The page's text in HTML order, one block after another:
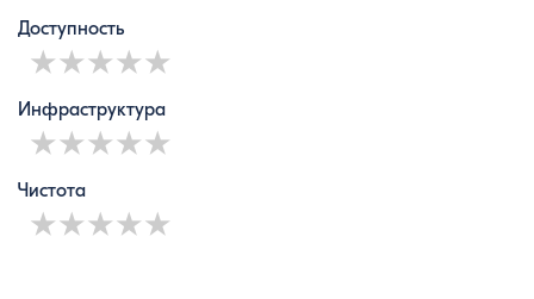
Доступность
4 stars
3 stars
2 stars
1 star
Инфраструктура
4 stars
3 stars
2 stars
1 star
Чистота
4 stars
3 stars
2 stars
1 star